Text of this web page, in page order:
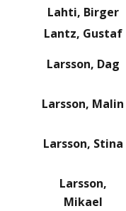
Lahti, Birger
Lantz, Gustaf
Larsson, Dag
Larsson, Malin
Larsson, Stina
Larsson,
Mikael